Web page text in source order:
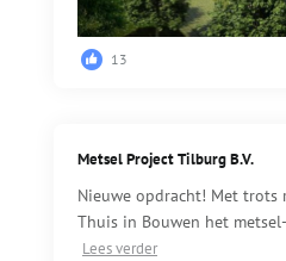
13
Metsel Project Tilburg B.V.️
Nieuwe opdracht! Met trots
Thuis in Bouwen het
Lees verder